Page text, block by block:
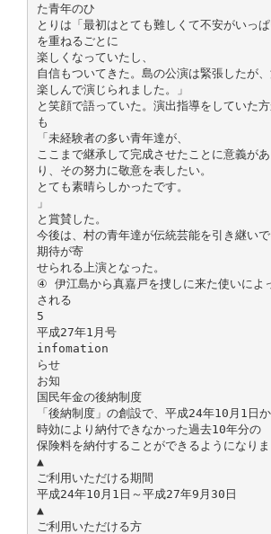
た青年のひ
とりは「最初はとても難しくて不安がいっ
を重ねるごとに
楽しくなっていたし、
自信もついてきた。島の公演は緊張したが
楽しんで演じられました。」
と笑顔で語っていた。演出指導をしていた
も
「未経験者の多い青年達が、
ここまで継承して完成させたことに意義があ
り、その努力に敬意を表したい。
とても素晴らしかったです。
」
と賞賛した。
今後は、村の青年達が伝統芸能を引き継い
期待が寄
せられる上演となった。
④ 伊江島から真嘉戸を捜しに来た使いによ
される
5
平成27年1月号
infomation
らせ
お知
国民年金の後納制度
「後納制度」の創設で、平成24年10月1日
時効により納付できなかった過去10年分の
保険料を納付することができるようになりま
▲
ご利用いただける期間
平成24年10月1日～平成27年9月30日
▲
ご利用いただける方